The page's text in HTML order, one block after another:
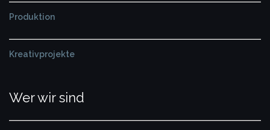
Produktion
Kreativprojekte
Wer wir sind